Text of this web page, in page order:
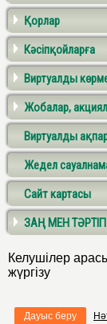
Қорлар
Кәсіпқойларға
Виртуалды
Жобалар,
Виртуалды
Жедел
Сайт картасы
ЗАҢ МЕН ТӘРТІП
Келушілер
жүргізу
Дауыс беру